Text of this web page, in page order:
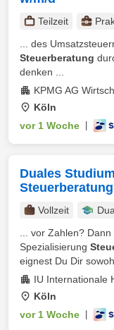
Teilzeit
... des
Steuerberatung
denken ...
KPMG AG
Köln
vor 1 Woche
Duales
Vollzeit
... vor Zahlen?
Spezialisierung
eignest Du Dir sowohl
IU Internationale
Köln
vor 1 Woche